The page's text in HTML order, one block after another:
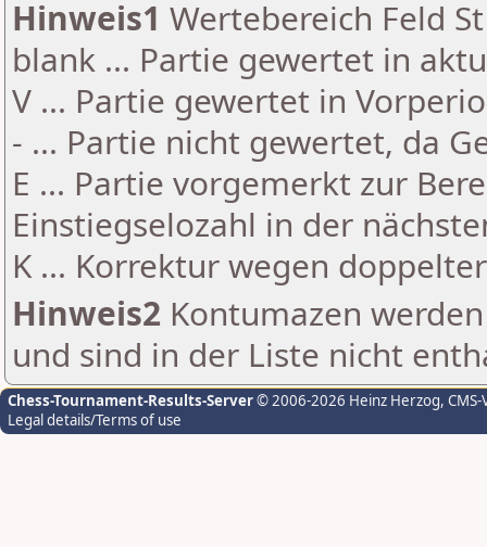
Hinweis1 Wertebereich Feld
blank ... Partie gewertet in
V ... Partie gewertet in
- ... Partie nicht gewertet, da
E ... Partie vorgemerkt zur
Einstiegselozahl in der
K ... Korrektur wegen
Hinweis2 Kontumazen
und sind in der Liste nicht
Chess-Tournament-Results-Server© 2006-2026 Heinz Herzog,
Legal details/Terms of use